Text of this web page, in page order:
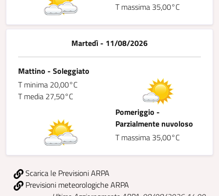
T massima 35,00°C
Martedì - 11/08/2026
Mattino - Soleggiato
T minima 20,00°C
T media 27,50°C
Pomeriggio -
Parzialmente nuvoloso
T massima 35,00°C
Scarica le Previsioni ARPA
Previsioni meteorologiche ARPA